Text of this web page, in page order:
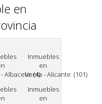
en
Albacete (4)
Inmuebles
en
Venta - Alicante (101)
Inmuebles
en